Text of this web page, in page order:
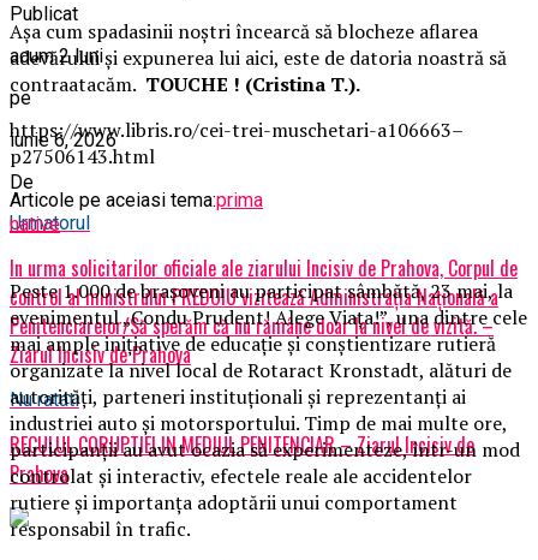
Așa cum spadasinii noștri încearcă să blocheze aflarea
adevărului și expunerea lui aici, este de datoria noastră să
contraatacăm. TOUCHE ! (Cristina T.).
https://www.libris.ro/cei-trei-muschetari-a106663–
p27506143.html
Articole pe aceiasi tema:prima
Urmatorul
In urma solicitarilor oficiale ale ziarului Incisiv de Prahova, Corpul de
control al ministrului PREDOIU vizitează Administrația Națională a
Penitenciarelor/Să sperăm că nu rămâne doar la nivel de vizită. –
Ziarul Incisiv de Prahova
Nu ratati
RECULUL CORUPTIEI IN MEDIUL PENITENCIAR – Ziarul Incisiv de
Prahova
Publicat
acum 2 luni
pe
iunie 6, 2026
De
native
Peste 1.000 de brașoveni au participat sâmbătă, 23 mai, la
evenimentul „Condu Prudent! Alege Viața!”, una dintre cele
mai ample inițiative de educație și conștientizare rutieră
organizate la nivel local de Rotaract Kronstadt, alături de
autorități, parteneri instituționali și reprezentanți ai
industriei auto și motorsportului. Timp de mai multe ore,
participanții au avut ocazia să experimenteze, într-un mod
controlat și interactiv, efectele reale ale accidentelor
rutiere și importanța adoptării unui comportament
responsabil în trafic.